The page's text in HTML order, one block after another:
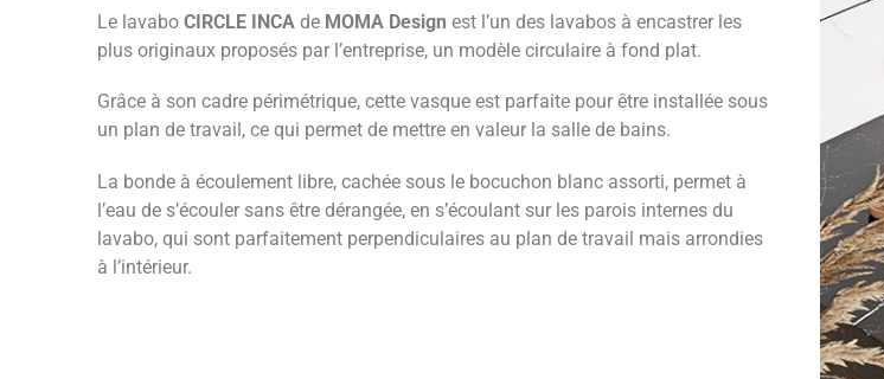
Le lavabo CIRCLE INCA de MOMA Design est l’un des lavabos à encastrer les
plus originaux proposés par l’entreprise, un modèle circulaire à fond plat.
Grâce à son cadre périmétrique, cette vasque est parfaite pour être installée sous
un plan de travail, ce qui permet de mettre en valeur la salle de bains.
La bonde à écoulement libre, cachée sous le bocuchon blanc assorti, permet à
l’eau de s’écouler sans être dérangée, en s’écoulant sur les parois internes du
lavabo, qui sont parfaitement perpendiculaires au plan de travail mais arrondies
à l’intérieur.